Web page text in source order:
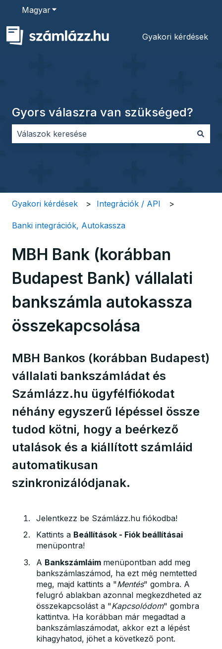
MagyarAlmenü megjelenítése fordításokhoz
Gyakori kérdések
Gyors válaszra van szükséged?
Gyakori kérdések Integrációk / API
Banki integrációk, Autokassza
MBH Bank (korábban
Budapest Bank) vállalati
bankszámla autokassza
összekapcsolása
MBH Bankos (korábban Budapest)
vállalati bankszámládat és
Számlázz.hu ügyfélfiókodat
néhány egyszerű lépéssel össze
tudod kötni, hogy a beérkező
utalások és a kiállított számláid
automatikusan
szinkronizálódjanak.
Jelentkezz be Számlázz.hu fiókodba!
Kattints a Beállítások - Fiók beállításai
menüpontra!
A Bankszámláim menüpontban add meg
bankszámlaszámod, ha ezt még nemtetted
meg, majd kattints a "Mentés" gombra. A
felugró ablakban azonnal megkezdheted az
összekapcsolást a "Kapcsolódom" gombra
kattintva. Ha korábban már megadtad a
bankszámlaszámodat, akkor ezt a lépést
kihagyhatod, jöhet a következő pont.